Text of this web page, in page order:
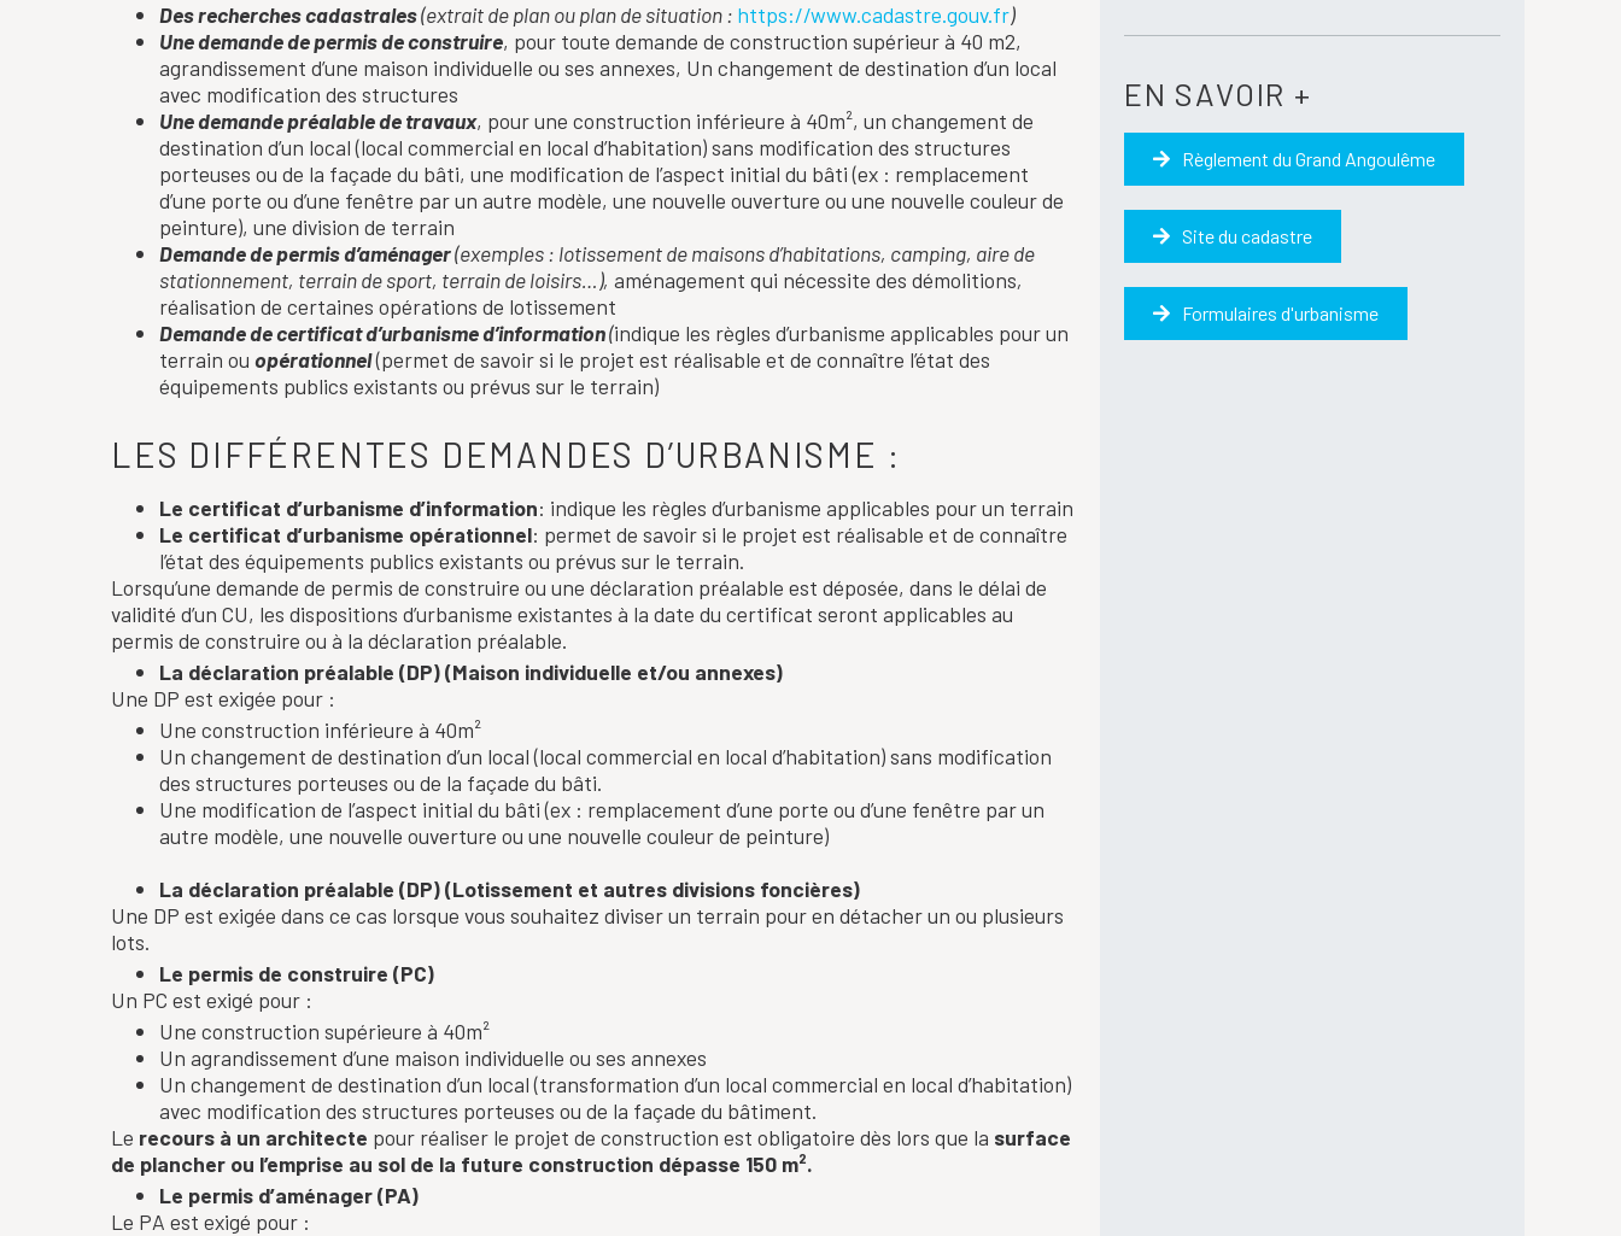
Des recherches cadastrales(extrait de plan ou plan de situation : https://www.cadastre.gouv.fr)
Une demande de permis de construire, pour toute demande de construction supérieur à 40 m2,
agrandissement d’une maison individuelle ou ses annexes, Un changement de destination d’un local
avec modification des structures
Une demande préalable de travaux, pour une construction inférieure à 40m², un changement de
destination d’un local (local commercial en local d’habitation) sans modification des structures
porteuses ou de la façade du bâti, une modification de l’aspect initial du bâti (ex : remplacement
d’une porte ou d’une fenêtre par un autre modèle, une nouvelle ouverture ou une nouvelle couleur de
peinture), une division de terrain
Demande de permis d’aménager(exemples : lotissement de maisons d’habitations, camping, aire de
stationnement, terrain de sport, terrain de loisirs…), aménagement qui nécessite des démolitions,
réalisation de certaines opérations de lotissement
Demande de certificat d’urbanisme d’information(indique les règles d’urbanisme applicables pour un
terrain ou opérationnel(permet de savoir si le projet est réalisable et de connaître l’état des
équipements publics existants ou prévus sur le terrain)
LES DIFFÉRENTES DEMANDES D’URBANISME :
Le certificat d’urbanisme d’information: indique les règles d’urbanisme applicables pour un terrain
Le certificat d’urbanisme opérationnel: permet de savoir si le projet est réalisable et de connaître
l’état des équipements publics existants ou prévus sur le terrain.
Lorsqu’une demande de permis de construire ou une déclaration préalable est déposée, dans le délai de
validité d’un CU, les dispositions d’urbanisme existantes à la date du certificat seront applicables au
permis de construire ou à la déclaration préalable.
La déclaration préalable (DP) (Maison individuelle et/ou annexes)
Une DP est exigée pour :
Une construction inférieure à 40m²
Un changement de destination d’un local (local commercial en local d’habitation) sans modification
des structures porteuses ou de la façade du bâti.
Une modification de l’aspect initial du bâti (ex : remplacement d’une porte ou d’une fenêtre par un
autre modèle, une nouvelle ouverture ou une nouvelle couleur de peinture)
La déclaration préalable (DP) (Lotissement et autres divisions foncières)
Une DP est exigée dans ce cas lorsque vous souhaitez diviser un terrain pour en détacher un ou plusieurs
lots.
Le permis de construire (PC)
Un PC est exigé pour :
Une construction supérieure à 40m²
Un agrandissement d’une maison individuelle ou ses annexes
Un changement de destination d’un local (transformation d’un local commercial en local d’habitation)
avec modification des structures porteuses ou de la façade du bâtiment.
Le recours à un architecte pour réaliser le projet de construction est obligatoire dès lors que la surface
de plancher ou l’emprise au sol de la future construction dépasse 150 m².
Le permis d’aménager (PA)
Le PA est exigé pour :
EN SAVOIR +
Règlement du Grand Angoulême
Site du cadastre
Formulaires d'urbanisme